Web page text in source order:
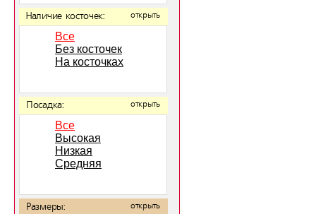
Наличие косточек: открыть
Все
Без косточек
На косточках
Посадка: открыть
Все
Высокая
Низкая
Средняя
Размеры: открыть